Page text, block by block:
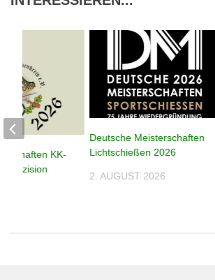
Deutsche Meisterschaften
Lichtschießen 2026
2. AUGUST 2026
KK-
Präzision